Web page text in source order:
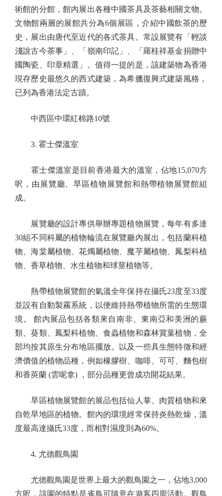
術館的分館，館內展出各種中國茶具及茶藝相關文物。
文物館兩層的展館共分為6個展區，介紹中國飲茶的歷
史，展出由唐代至近代的各式茶具。常設展覽有「輕談
淺說古今茶事」、「嶺南印記」、「羅桂祥基金捐贈中
國陶瓷、印章精選」。值得一提的是，該建築物為香港
現存歷史最悠久的西式建築，為希臘復興式建築風格，
已列為香港法定古蹟。
中西區中環紅棉路10號
3. 霍士傑溫室
霍士傑溫室是目前香港最大的溫室，佔地15,070方
呎，由展覽廳、旱區植物展覽館和熱帶植物展覽館組
成。
展覽廳的設計專供舉辦專題植物展覽，每年有多達
30組不同科屬的植物輪流在展覽廳內展出，包括蘭科植
物、海棠屬植物、花燭屬植物、魔芋屬植物、鳳梨科植
物、香草植物、水生植物和球莖植物等。
熱帶植物展覽館的氣溫全年保持在攝氏23度至33度
並設有自動製霧系統，以便維持熱帶植物所需的生態環
境。 館內展品包括各類來自南非、東南亞和美洲的蕨
類、葵類、鳳梨科植物、食蟲植物和森林賞葉植物，全
部均按其原生分布地區擺放。以及一些具生態特徵和經
濟價值的植物品種，例如橡膠樹、咖啡、可可、麵包樹
和香莢蘭 (雲呢拿) ，部分品種更曾成功開花結果。
旱區植物展覽館的展品包括仙人掌、肉質植物和來
自乾旱地區的植物。館內的環境經常保持炎熱乾燥，溫
度最高達攝氏33度，而相對濕度則為60%。
4. 尤德觀鳥園
尤德觀鳥園是世界上最大的觀鳥園之一，佔地3,000
方呎，該園的特點是雀鳥可隨意在遊客四周活動。觀鳥